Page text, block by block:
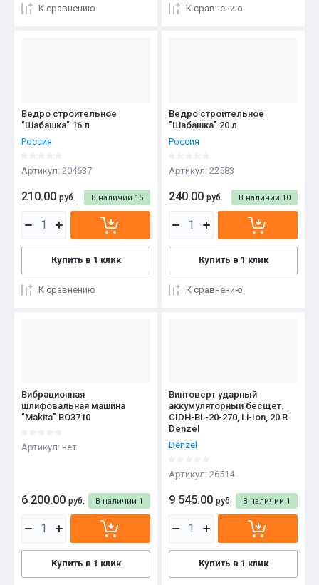
К сравнению К сравнению
Ведро строительное
"Шабашка" 16 л
Россия
Артикул: 204637
В наличии 15
210.00 руб.
Купить в 1 клик
К сравнению
Ведро строительное
"Шабашка" 20 л
Россия
Артикул: 22583
В наличии 10
240.00 руб.
Купить в 1 клик
К сравнению
Вибрационная
шлифовальная машина
"Makita" BO3710
Артикул: нет
В наличии 1
6 200.00 руб.
Купить в 1 клик
Винтоверт ударный
аккумуляторный бесщет.
CIDH-BL-20-270, Li-Ion, 20 В
Denzel
Denzel
Артикул: 26514
В наличии 1
9 545.00 руб.
Купить в 1 клик